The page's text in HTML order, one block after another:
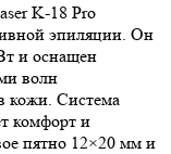
K-18 Pro
эпиляции. Он
и оснащен
волн
кожи. Система
комфорт и
пятно 12×20 мм и